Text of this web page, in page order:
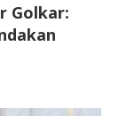
Golkar: